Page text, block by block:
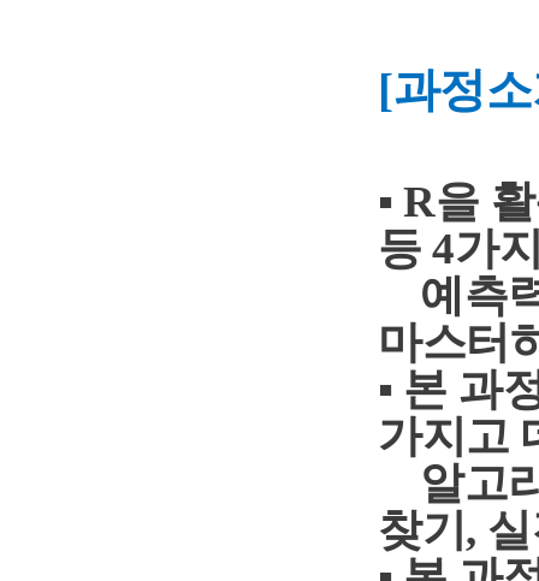
[과정
▪R을
등4가
예측
마스터
▪ 본 과
가지고
알고
찾기 ,